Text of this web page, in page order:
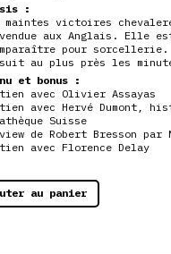
:
maintes victoires
aux Anglais. Elle
pour
au plus près les
et bonus :
avec Olivier Assayas
avec Hervé Dumont,
Suisse
de Robert Bresson par
avec Florence Delay
au panier